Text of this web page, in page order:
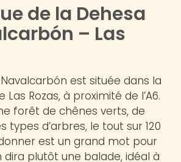
de la Dehesa
– Las
est située dans la
Rozas, à proximité de l’A6.
forêt de chênes verts, de
types d’arbres, le tout sur 120
est un grand mot pour
dira plutôt une balade, idéal à